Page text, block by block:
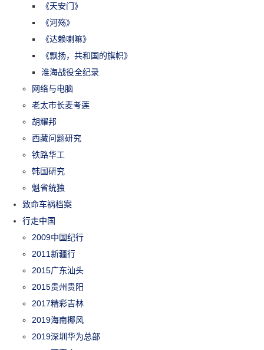
《天安门》
《河殇》
《达赖喇嘛》
《飘扬，共和国的旗帜》
淮海战役全纪录
网络与电脑
老太市长麦考莲
胡耀邦
西藏问题研究
铁路华工
韩国研究
魁省统独
致命车祸档案
行走中国
2009中国纪行
2011新疆行
2015广东汕头
2015贵州贵阳
2017精彩吉林
2019海南椰风
2019深圳华为总部